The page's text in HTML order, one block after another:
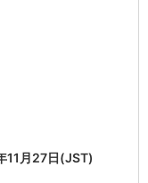
11月27日(JST)